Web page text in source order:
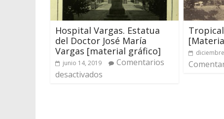
Hospital Vargas. Estatua
del Doctor José María
Vargas [material gráfico]
junio 14, 2019
Comentarios
desactivados